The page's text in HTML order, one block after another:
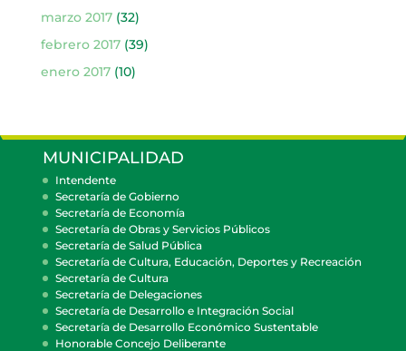
marzo 2017(32)
febrero 2017(39)
enero 2017(10)
MUNICIPALIDAD
Intendente
Secretaría de Gobierno
Secretaría de Economía
Secretaría de Obras y Servicios Públicos
Secretaría de Salud Pública
Secretaría de Cultura, Educación, Deportes y Recreación
Secretaría de Cultura
Secretaría de Delegaciones
Secretaría de Desarrollo e Integración Social
Secretaría de Desarrollo Económico Sustentable
Honorable Concejo Deliberante